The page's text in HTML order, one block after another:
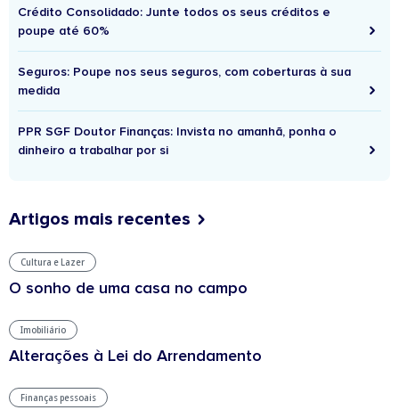
Crédito Consolidado: Junte todos os seus créditos e
poupe até 60%
Seguros: Poupe nos seus seguros, com coberturas à sua
medida
PPR SGF Doutor Finanças: Invista no amanhã, ponha o
dinheiro a trabalhar por si
Artigos mais recentes
Cultura e Lazer
O sonho de uma casa no campo
Imobiliário
Alterações à Lei do Arrendamento
Finanças pessoais